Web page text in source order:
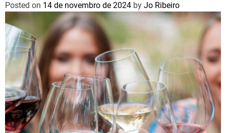
Posted on 14 de novembro de 2024 by Jo Ribeiro